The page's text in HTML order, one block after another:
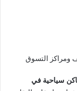
ومراكز التسوق
سياحية في